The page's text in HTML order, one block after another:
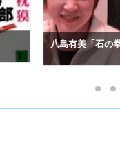
八島有美「石の拳